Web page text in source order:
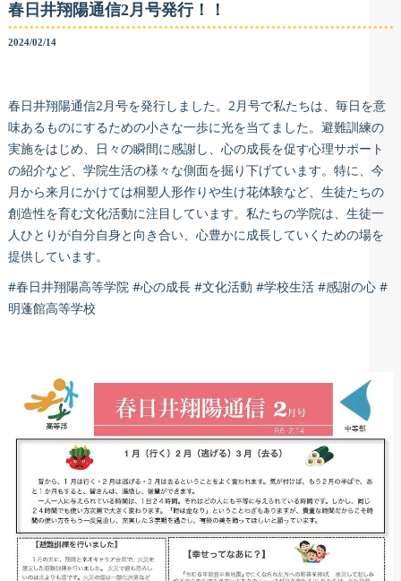
春日井翔陽通信2月号発行！！
2024/02/14
春日井翔陽通信2月号を発行しました。2月号で私たちは、毎日を意
味あるものにするための小さな一歩に光を当てました。避難訓練の
実施をはじめ、日々の瞬間に感謝し、心の成長を促す心理サポート
の紹介など、学院生活の様々な側面を掘り下げています。特に、今
月から来月にかけては桐塑人形作りや生け花体験など、生徒たちの
創造性を育む文化活動に注目しています。私たちの学院は、生徒一
人ひとりが自分自身と向き合い、心豊かに成長していくための場を
提供しています。
#春日井翔陽高等学院 #心の成長 #文化活動 #学校生活 #感謝の心 #
明蓬館高等学校